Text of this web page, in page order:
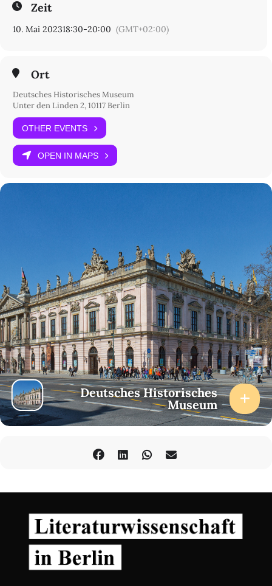
Zeit
10. Mai 202318:30-20:00 (GMT+02:00)
Ort
Deutsches Historisches Museum
Unter den Linden 2, 10117 Berlin
OTHER EVENTS
OPEN IN MAPS
Deutsches Historisches
Museum